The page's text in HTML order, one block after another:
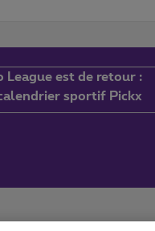
League est de retour :
sportif Pickx